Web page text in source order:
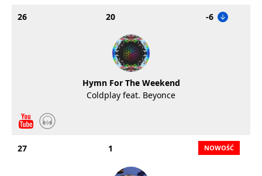
26 20 -6
Hymn For The Weekend
Coldplay feat. Beyonce
27 1